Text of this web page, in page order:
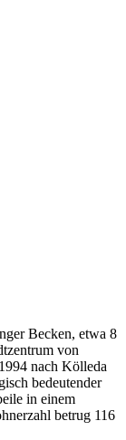
Becken, etwa 8
von
nach Kölleda
bedeutender
in einem
betrug 116